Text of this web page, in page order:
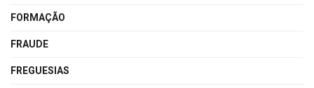
FORMAÇÃO
FRAUDE
FREGUESIAS